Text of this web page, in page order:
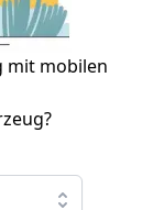
mit mobilen